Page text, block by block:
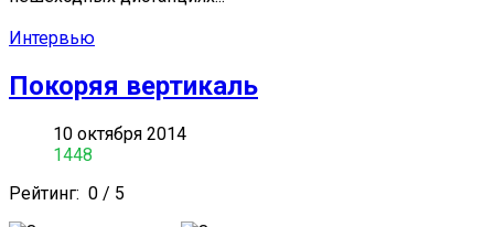
Интервью
Покоряя вертикаль
10 октября 2014
1448
Рейтинг: 0 / 5